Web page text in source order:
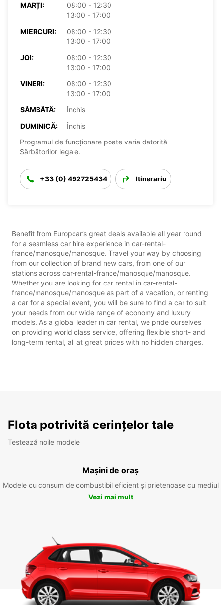
MARȚI:
08:00 - 12:30
13:00 - 17:00
MIERCURI:
08:00 - 12:30
13:00 - 17:00
JOI:
08:00 - 12:30
13:00 - 17:00
VINERI:
08:00 - 12:30
13:00 - 17:00
SÂMBĂTĂ:
Închis
DUMINICĂ:
Închis
Programul de funcționare poate varia datorită
Sărbătorilor legale.
+33 (0) 492725434 Itinerariu
Benefit from Europcar’s great deals available all year round
for a seamless car hire experience in car-rental-
france/manosque/manosque. Travel your way by choosing
from our collection of brand new cars, from one of our
stations across car-rental-france/manosque/manosque.
Whether you are looking for car rental in car-rental-
france/manosque/manosque as part of a vacation, or renting
a car for a special event, you will be sure to find a car to suit
your needs from our wide range of economy and luxury
models. As a global leader in car rental, we pride ourselves
on providing world class service, offering flexible short- and
long-term rental, all at great prices with no hidden charges.
Flota potrivită cerințelor tale
Testează noile modele
Mașini de oraș
Modele cu consum de combustibil eficient și prietenoase cu mediul
Vezi mai mult